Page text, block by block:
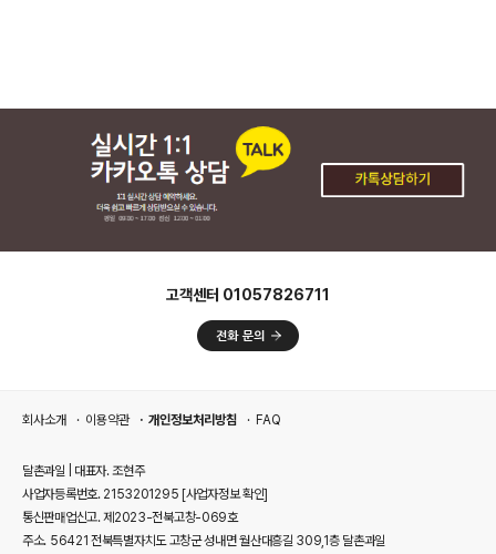
고객센터 01057826711
회사소개 이용약관 개인정보처리방침 FAQ
달촌과일 | 대표자. 조현주
사업자등록번호. 2153201295 [사업자정보 확인]
통신판매업신고. 제2023-전북고창-069호
주소. 56421 전북특별자치도 고창군 성내면 월산대흥길 309,1층 달촌과일